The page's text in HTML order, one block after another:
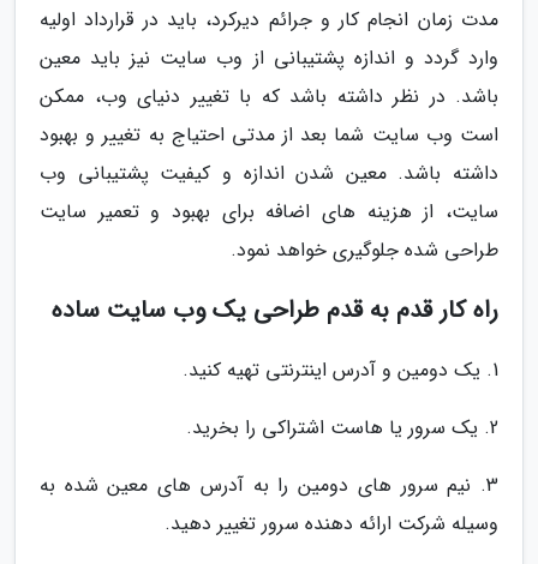
مدت زمان انجام کار و جرائم دیرکرد، باید در قرارداد اولیه
وارد گردد و اندازه پشتیبانی از وب سایت نیز باید معین
باشد. در نظر داشته باشد که با تغییر دنیای وب، ممکن
است وب سایت شما بعد از مدتی احتیاج به تغییر و بهبود
داشته باشد. معین شدن اندازه و کیفیت پشتیبانی وب
سایت، از هزینه های اضافه برای بهبود و تعمیر سایت
طراحی شده جلوگیری خواهد نمود.
راه کار قدم به قدم طراحی یک وب سایت ساده
1. یک دومین و آدرس اینترنتی تهیه کنید.
2. یک سرور یا هاست اشتراکی را بخرید.
3. نیم سرور های دومین را به آدرس های معین شده به
وسیله شرکت ارائه دهنده سرور تغییر دهید.